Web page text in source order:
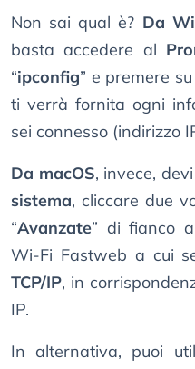
Non sai qual è? Da
basta accedere al
“ipconfig” e premere su
ti verrà fornita ogni
sei connesso (indirizzo
Da macOS, invece,
sistema, cliccare due
“Avanzate” di fianco
Wi-Fi Fastweb a cui
TCP/IP, in
IP.
In alternativa, puoi